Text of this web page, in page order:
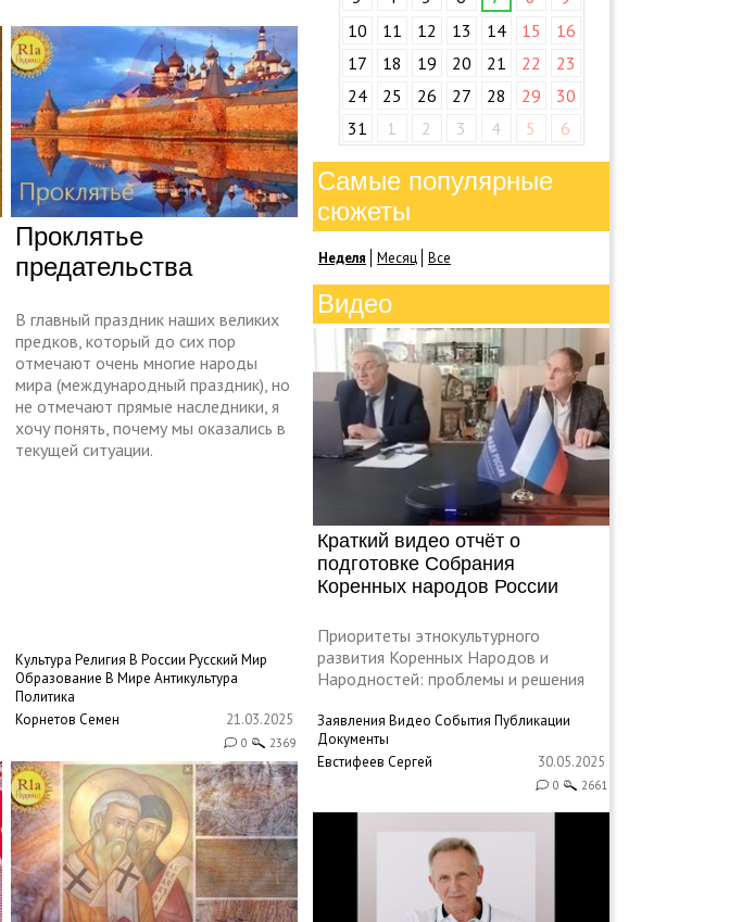
Проклятье
предательства
В главный праздник наших великих
предков, который до сих пор
отмечают очень многие народы
мира (международный праздник), но
не отмечают прямые наследники, я
хочу понять, почему мы оказались в
текущей ситуации.
Культура Религия В России Русский Мир
Образование В Мире Антикультура
Политика
Корнетов Семен
21.03.2025
0 2369
10
11 12 13 14 15
16
17
18 19 20 21 22
23
24
25 26 27 28 29
30
31
1 2 3 4 5 6
Самые популярные
сюжеты
Неделя Месяц Все
Видео
Краткий видео отчёт о
подготовке Собрания
Коренных народов России
Приоритеты этнокультурного
развития Коренных Народов и
Народностей: проблемы и решения
Заявления Видео События Публикации
Документы
Евстифеев Сергей
30.05.2025
0 2661